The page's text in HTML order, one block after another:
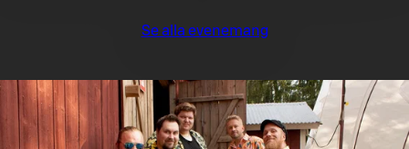
Se alla evenemang